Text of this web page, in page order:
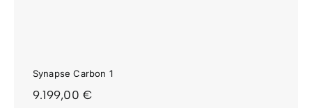
Synapse Carbon 1
9.199,00€